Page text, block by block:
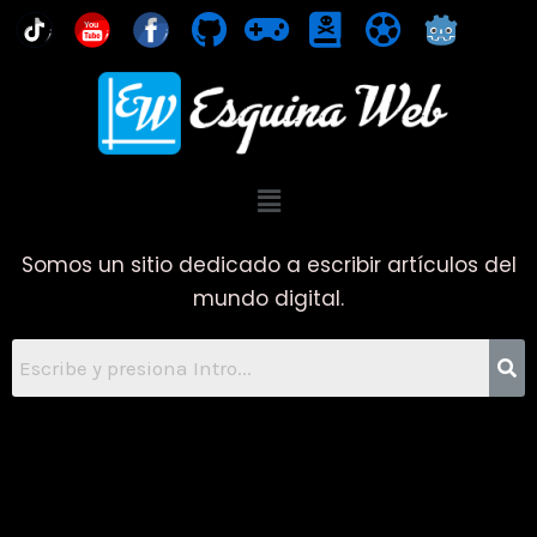
contenido
You
Menú
Somos un sitio dedicado a escribir artículos del
mundo digital.